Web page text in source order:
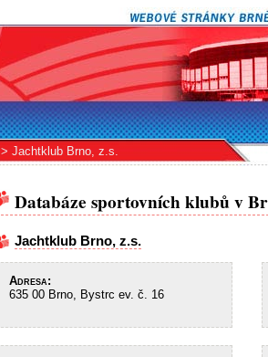
> Jachtklub Brno, z.s.
Databáze sportovních klubů v
Jachtklub Brno, z.s.
Adresa:
635 00 Brno, Bystrc ev. č. 16